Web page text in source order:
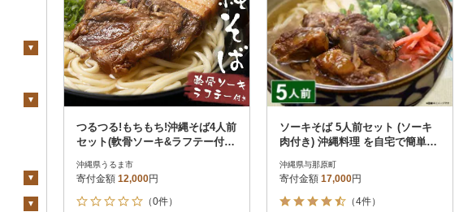
つるつる!もちもち!沖縄そば4人前
セット(軟骨ソーキ&ラフテー付
沖縄県うるま市
寄付金額 12,000円
（0件）
ソーキそば 5人前セット (ソーキ
肉付き) 沖縄料理 を自宅で簡単調
沖縄県与那原町
寄付金額 17,000円
（4件）